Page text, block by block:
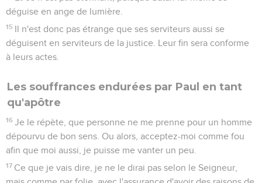
déguise en ange de lumière.
15 Il n'est donc pas étrange que ses serviteurs aussi se
déguisent en serviteurs de la justice. Leur fin sera conforme
à leurs actes.
Les souffrances endurées par Paul en tant
qu'apôtre
16 Je le répète, que personne ne me prenne pour un homme
dépourvu de bon sens. Ou alors, acceptez-moi comme fou
afin que moi aussi, je puisse me vanter un peu.
17 Ce que je vais dire, je ne le dirai pas selon le Seigneur,